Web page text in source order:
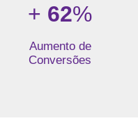
+ 62%
Aumento de
Conversões